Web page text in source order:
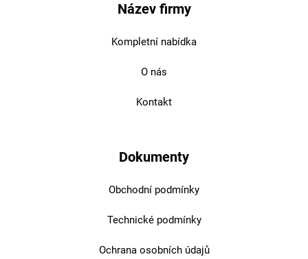
Název firmy
Kompletní nabídka
O nás
Kontakt
Dokumenty
Obchodní podmínky
Technické podmínky
Ochrana osobních údajů